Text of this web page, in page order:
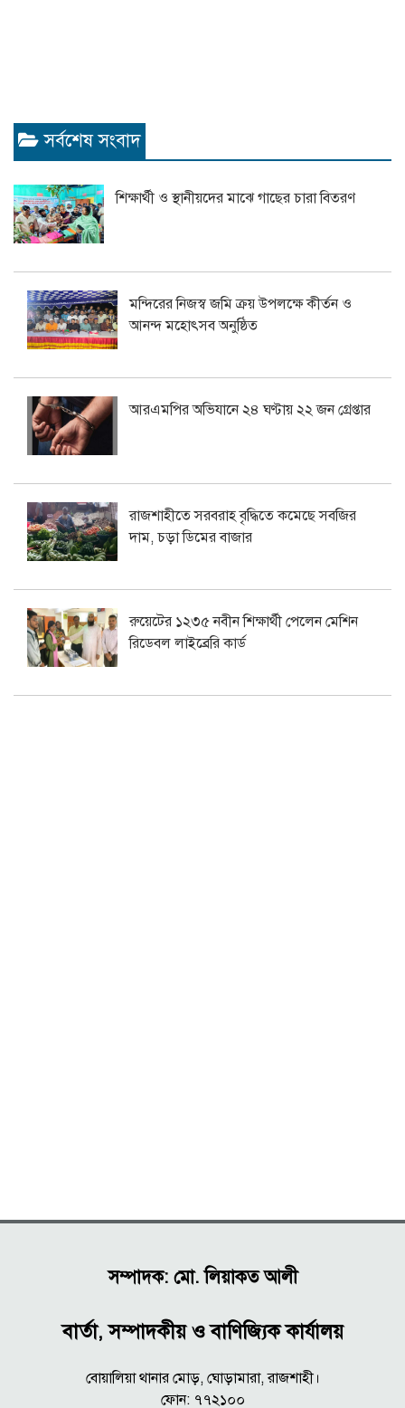
সর্বশেষ সংবাদ
শিক্ষার্থী ও স্থানীয়দের মাঝে গাছের চারা বিতরণ
মন্দিরের নিজস্ব জমি ক্রয় উপলক্ষে কীর্তন ও
আনন্দ মহোৎসব অনুষ্ঠিত
আরএমপির অভিযানে ২৪ ঘণ্টায় ২২ জন গ্রেপ্তার
রাজশাহীতে সরবরাহ বৃদ্ধিতে কমেছে সবজির
দাম, চড়া ডিমের বাজার
রুয়েটের ১২৩৫ নবীন শিক্ষার্থী পেলেন মেশিন
রিডেবল লাইব্রেরি কার্ড
সম্পাদক: মো. লিয়াকত আলী
বার্তা, সম্পাদকীয় ও বাণিজ্যিক কার্যালয়
বোয়ালিয়া থানার মোড়, ঘোড়ামারা, রাজশাহী।
ফোন: ৭৭২১০০